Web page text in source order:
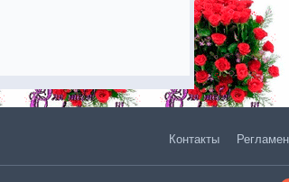
Контакты